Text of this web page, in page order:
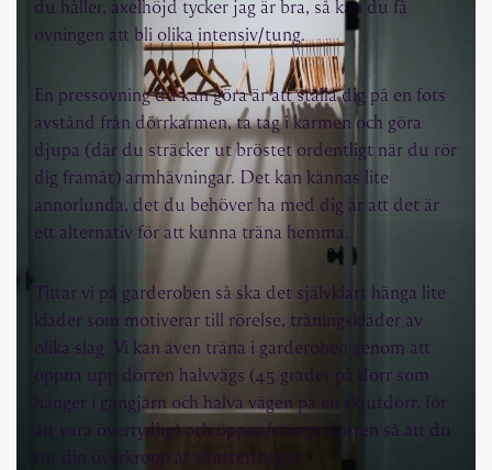
du håller, axelhöjd tycker jag är bra, så kan du få
övningen att bli olika intensiv/tung.
En pressövning du kan göra är att ställa dig på en fots
avstånd från dörrkarmen, ta tag i karmen och göra
djupa (där du sträcker ut bröstet ordentligt när du rör
dig framåt) armhävningar. Det kan kännas lite
annorlunda, det du behöver ha med dig är att det är
ett alternativ för att kunna träna hemma.
Tittar vi på garderoben så ska det självklart hänga lite
kläder som motiverar till rörelse, träningskläder av
olika slag. Vi kan även träna i garderoben genom att
öppna upp dörren halvvägs (45 grader på dörr som
hänger i gångjärn och halva vägen på en skjutdörr, för
att vara övertydlig) och öppna/stänga dörren så att du
rör din överkropp åt vänster/höger.